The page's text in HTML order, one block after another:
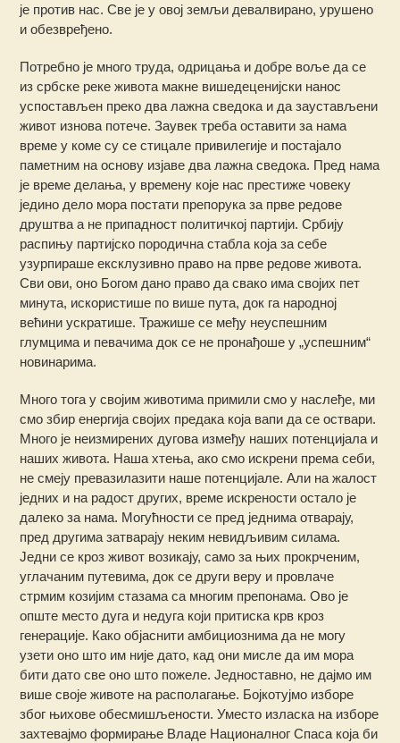
је против нас. Све је у овој земљи девалвирано, урушено
и обезвређено.
Потребно је много труда, одрицања и добре воље да се
из србске реке живота макне вишедеценијски нанос
успостављен преко два лажна сведока и да заустављени
живот изнова потече. Заувек треба оставити за нама
време у коме су се стицале привилегије и постајало
паметним на основу изјаве два лажна сведока. Пред нама
је време делања, у времену које нас престиже човеку
једино дело мора постати препорука за прве редове
друштва а не припадност политичкој партији. Србију
распињу партијско породична стабла која за себе
узурпираше ексклузивно право на прве редове живота.
Сви ови, оно Богом дано право да свако има својих пет
минута, искористише по више пута, док га народној
већини ускратише. Тражише се међу неуспешним
глумцима и певачима док се не пронађоше у „успешним“
новинарима.
Много тога у својим животима примили смо у наслеђе, ми
смо збир енергија својих предака која вапи да се оствари.
Много је неизмирених дугова између наших потенцијала и
наших живота. Наша хтења, ако смо искрени према себи,
не смеју превазилазити наше потенцијале. Али на жалост
једних и на радост других, време искрености остало је
далеко за нама. Могућности се пред једнима отварају,
пред другима затварају неким невидљивим силама.
Једни се кроз живот возикају, само за њих прокрченим,
углачаним путевима, док се други веру и провлаче
стрмим козијим стазама са многим препонама. Ово је
опште место дуга и недуга који притиска крв кроз
генерације. Како објаснити амбициознима да не могу
узети оно што им није дато, кад они мисле да им мора
бити дато све оно што пожеле. Једноставно, не дајмо им
више своје животе на располагање. Бојкотујмо изборе
због њихове обесмишљености. Уместо изласка на изборе
захтевајмо формирање Владе Националног Спаса која би